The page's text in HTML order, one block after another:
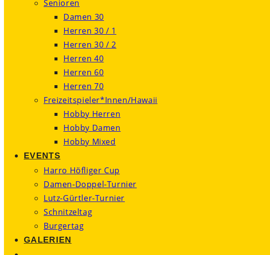
Senioren
Damen 30
Herren 30 / 1
Herren 30 / 2
Herren 40
Herren 60
Herren 70
Freizeitspieler*Innen/Hawaii
Hobby Herren
Hobby Damen
Hobby Mixed
EVENTS
Harro Höfliger Cup
Damen-Doppel-Turnier
Lutz-Gürtler-Turnier
Schnitzeltag
Burgertag
GALERIEN